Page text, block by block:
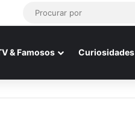
& Famosos Curiosidades